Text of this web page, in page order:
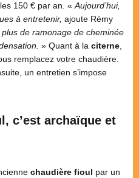
150 € par an. «Aujourd’hui,
à entretenir, ajoute Rémy
plus de ramonage de cheminée
» Quant à la citerne,
remplacez votre chaudière.
un entretien s’impose
c’est archaïque et
chaudière fioul par un